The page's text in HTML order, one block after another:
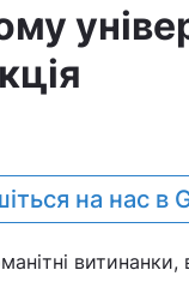
на нас в
витинанки,